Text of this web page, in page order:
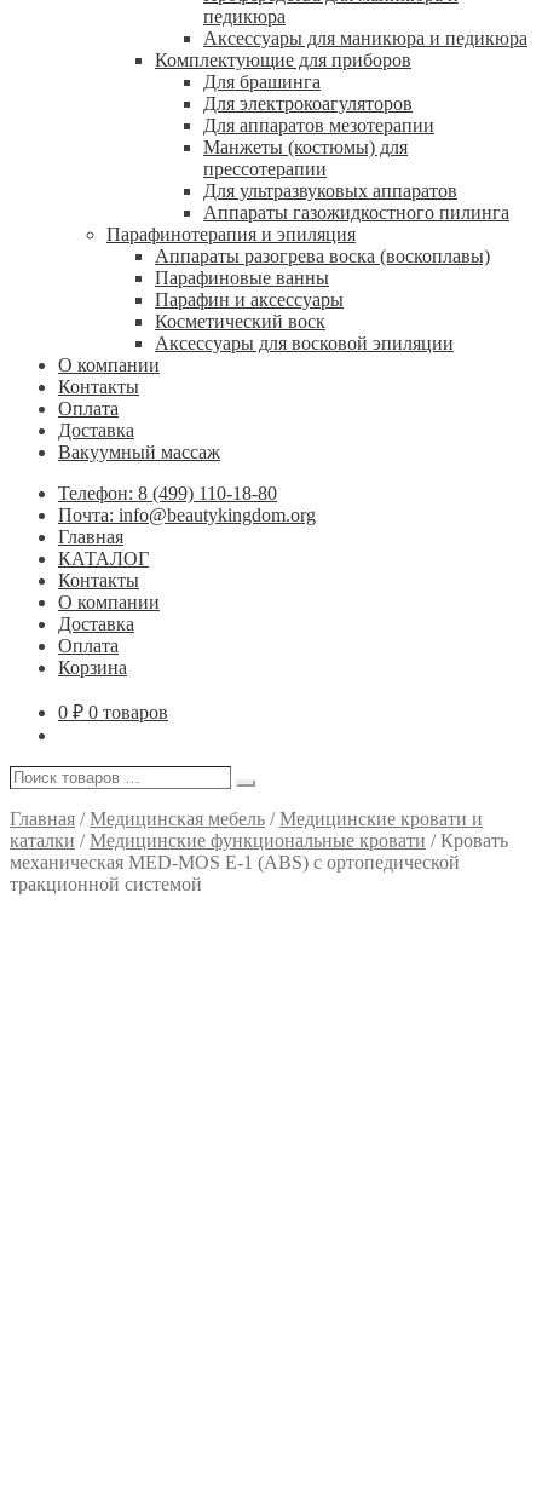
педикюра
Аксессуары для маникюра и педикюра
Комплектующие для приборов
Для брашинга
Для электрокоагуляторов
Для аппаратов мезотерапии
Манжеты (костюмы) для
прессотерапии
Для ультразвуковых аппаратов
Аппараты газожидкостного пилинга
Парафинотерапия и эпиляция
Аппараты разогрева воска (воскоплавы)
Парафиновые ванны
Парафин и аксессуары
Косметический воск
Аксессуары для восковой эпиляции
О компании
Контакты
Оплата
Доставка
Вакуумный массаж
Телефон: 8 (499) 110-18-80
Почта: info@beautykingdom.org
Главная
КАТАЛОГ
Контакты
О компании
Доставка
Оплата
Корзина
0 ₽ 0 товаров
Поиск
…
Поиск
Главная /Медицинская мебель /Медицинские кровати и
каталки /Медицинские функциональные кровати /Кровать
механическая MED-MOS Е-1 (ABS) с ортопедической
тракционной системой